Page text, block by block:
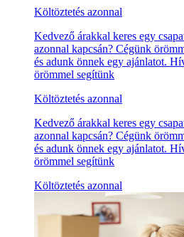
Költöztetés azonnal
Kedvező árakkal keres egy
azonnal kapcsán? Cégünk
és adunk önnek egy ajánlatot.
örömmel segítünk
Költöztetés azonnal
Kedvező árakkal keres egy
azonnal kapcsán? Cégünk
és adunk önnek egy ajánlatot.
örömmel segítünk
Költöztetés azonnal